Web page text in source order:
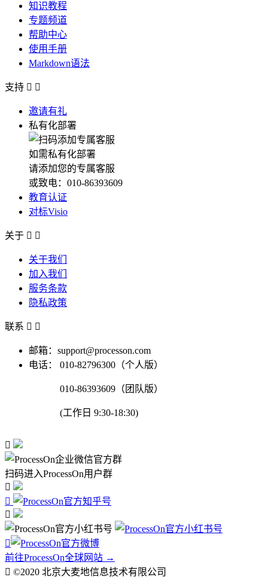
知识教程
专题频道
帮助中心
使用手册
Markdown语法
支持  
邀请有礼
私有化部署
如需私有化部署
请添加您的专属客服
或致电：010-86393609
教育认证
对标Visio
关于  
关于我们
加入我们
服务条款
隐私政策
联系  
邮箱：support@processon.com
电话：
010-82796300（个人版）
010-86393609（团队版）
(工作日 9:30-18:30)

扫码进入ProcessOn用户群




前往ProcessOn全球网站 →
 ©2020 北京大麦地信息技术有限公司